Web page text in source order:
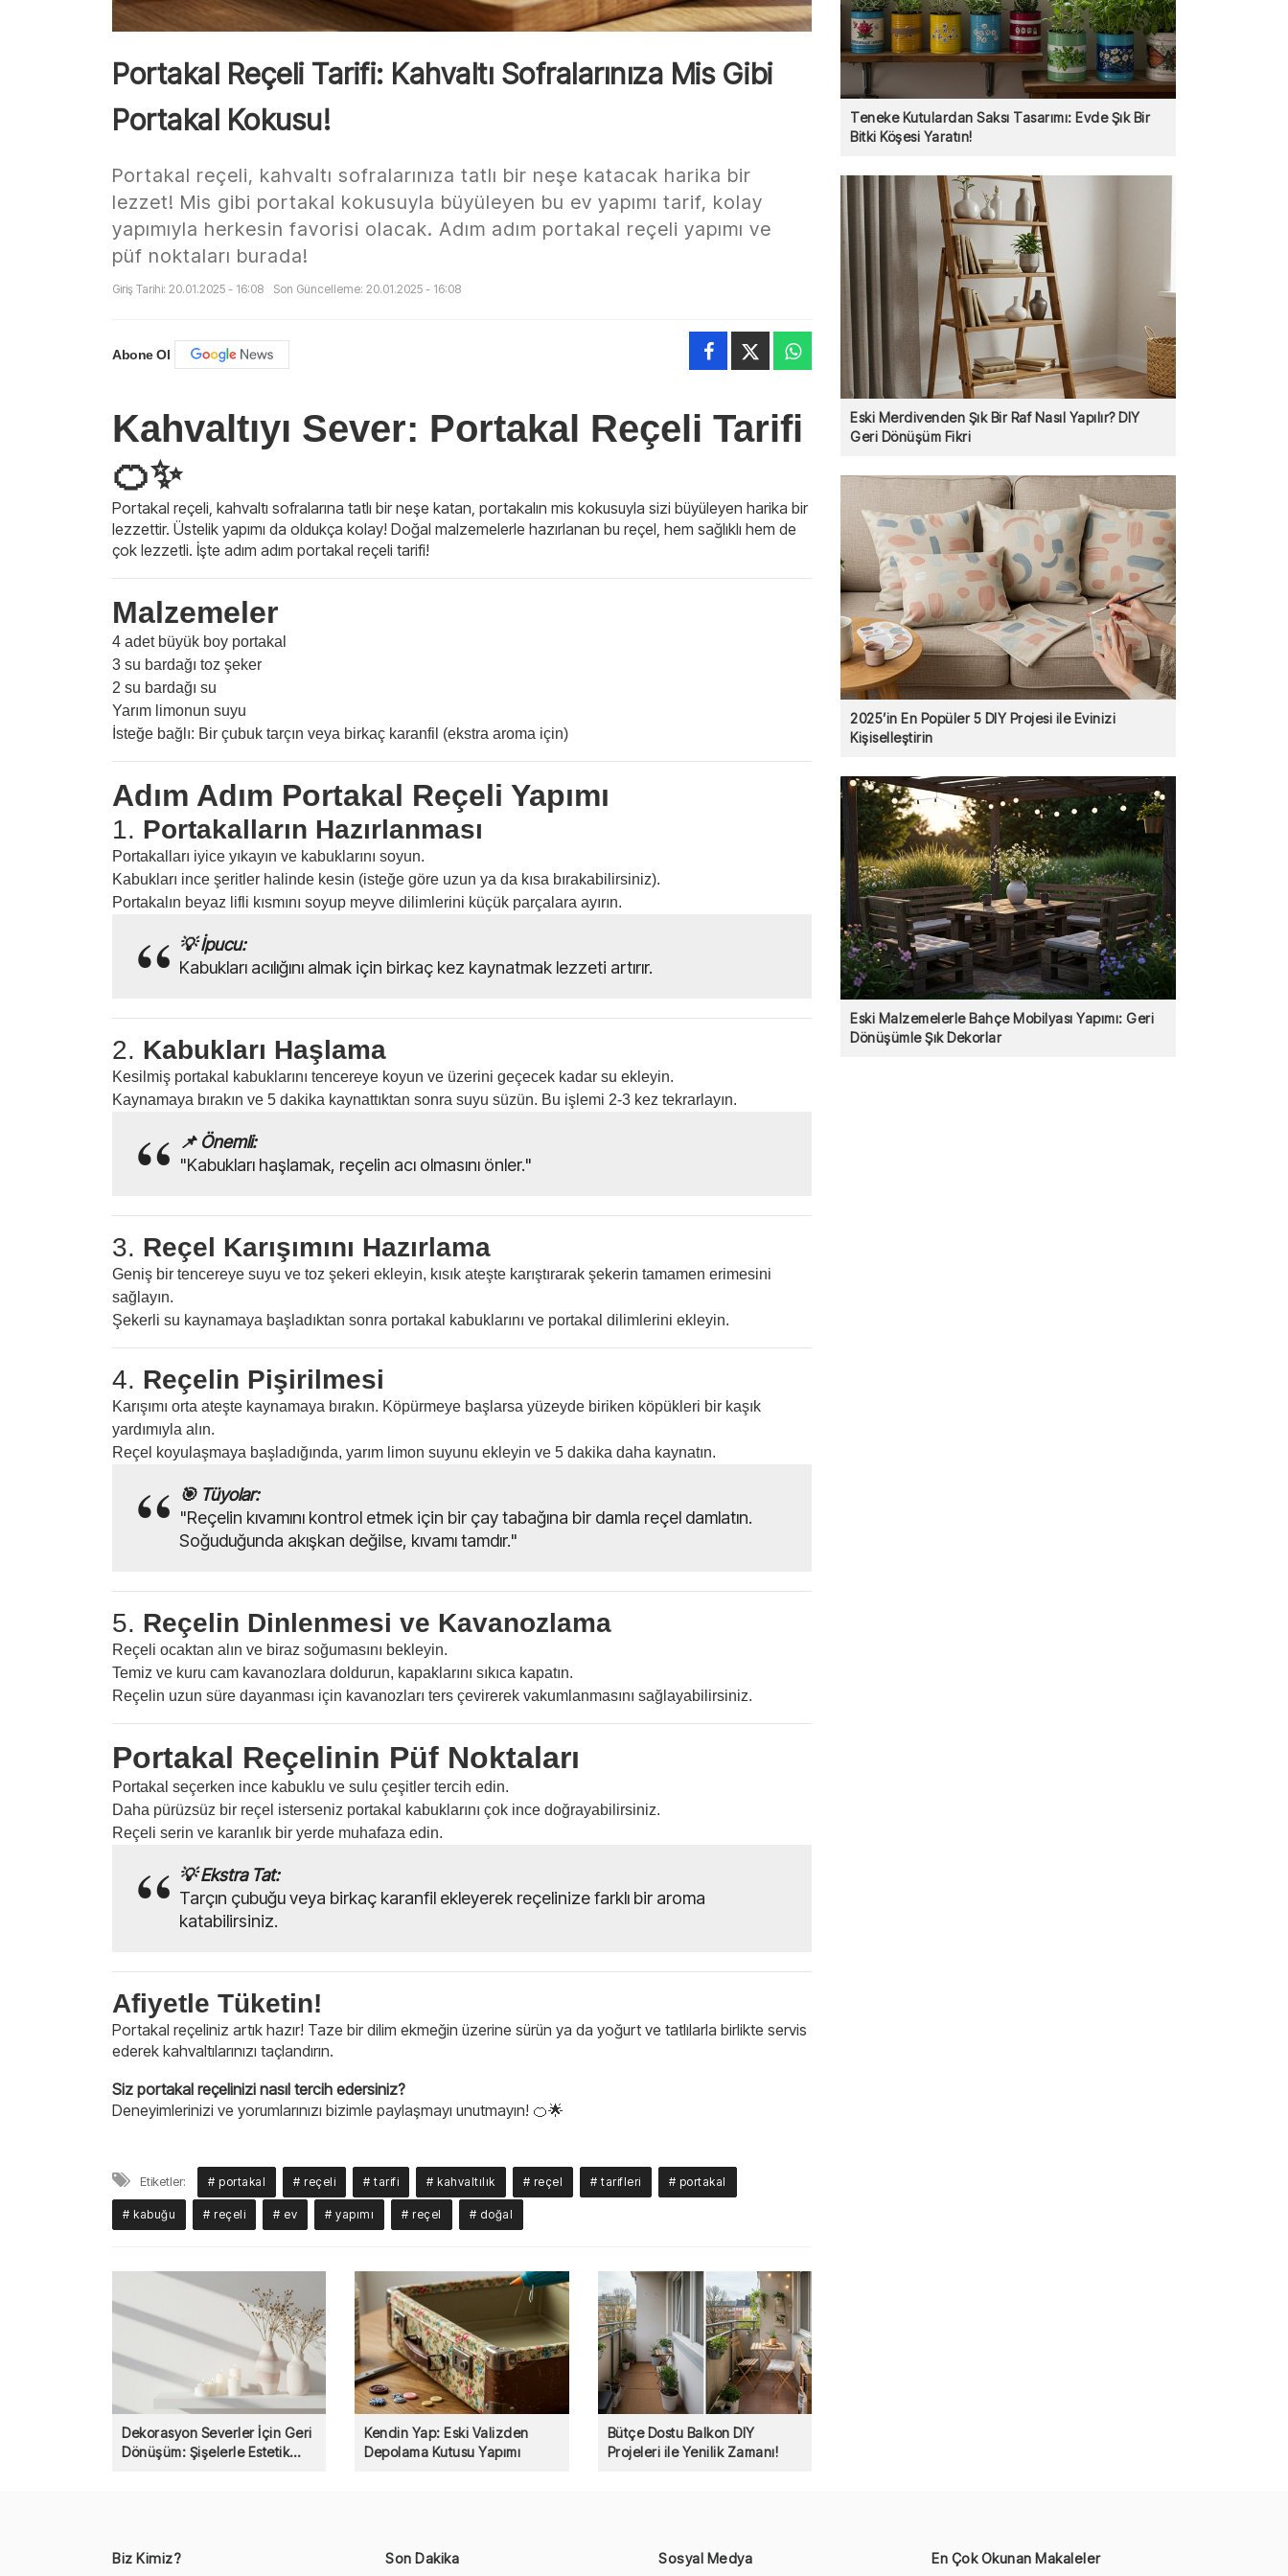
Portakal Reçeli Tarifi: Kahvaltı Sofralarınıza Mis Gibi
Portakal Kokusu!
Portakal reçeli, kahvaltı sofralarınıza tatlı bir neşe katacak harika bir
lezzet! Mis gibi portakal kokusuyla büyüleyen bu ev yapımı tarif, kolay
yapımıyla herkesin favorisi olacak. Adım adım portakal reçeli yapımı ve
püf noktaları burada!
Giriş Tarihi: 20.01.2025 - 16:08 Son Güncelleme: 20.01.2025 - 16:08
Abone Ol
Kahvaltıyı Sever: Portakal Reçeli Tarifi
🍊✨
Portakal reçeli, kahvaltı sofralarına tatlı bir neşe katan, portakalın mis kokusuyla sizi büyüleyen harika bir
lezzettir. Üstelik yapımı da oldukça kolay! Doğal malzemelerle hazırlanan bu reçel, hem sağlıklı hem de
çok lezzetli. İşte adım adım portakal reçeli tarifi!
Malzemeler
4 adet büyük boy portakal
3 su bardağı toz şeker
2 su bardağı su
Yarım limonun suyu
İsteğe bağlı: Bir çubuk tarçın veya birkaç karanfil (ekstra aroma için)
Adım Adım Portakal Reçeli Yapımı
1. Portakalların Hazırlanması
Portakalları iyice yıkayın ve kabuklarını soyun.
Kabukları ince şeritler halinde kesin (isteğe göre uzun ya da kısa bırakabilirsiniz).
Portakalın beyaz lifli kısmını soyup meyve dilimlerini küçük parçalara ayırın.
💡 İpucu:
Kabukları acılığını almak için birkaç kez kaynatmak lezzeti artırır.
2. Kabukları Haşlama
Kesilmiş portakal kabuklarını tencereye koyun ve üzerini geçecek kadar su ekleyin.
Kaynamaya bırakın ve 5 dakika kaynattıktan sonra suyu süzün. Bu işlemi 2-3 kez tekrarlayın.
📌 Önemli:
"Kabukları haşlamak, reçelin acı olmasını önler."
3. Reçel Karışımını Hazırlama
Geniş bir tencereye suyu ve toz şekeri ekleyin, kısık ateşte karıştırarak şekerin tamamen erimesini
sağlayın.
Şekerli su kaynamaya başladıktan sonra portakal kabuklarını ve portakal dilimlerini ekleyin.
4. Reçelin Pişirilmesi
Karışımı orta ateşte kaynamaya bırakın. Köpürmeye başlarsa yüzeyde biriken köpükleri bir kaşık
yardımıyla alın.
Reçel koyulaşmaya başladığında, yarım limon suyunu ekleyin ve 5 dakika daha kaynatın.
🎯 Tüyolar:
"Reçelin kıvamını kontrol etmek için bir çay tabağına bir damla reçel damlatın.
Soğuduğunda akışkan değilse, kıvamı tamdır."
5. Reçelin Dinlenmesi ve Kavanozlama
Reçeli ocaktan alın ve biraz soğumasını bekleyin.
Temiz ve kuru cam kavanozlara doldurun, kapaklarını sıkıca kapatın.
Reçelin uzun süre dayanması için kavanozları ters çevirerek vakumlanmasını sağlayabilirsiniz.
Portakal Reçelinin Püf Noktaları
Portakal seçerken ince kabuklu ve sulu çeşitler tercih edin.
Daha pürüzsüz bir reçel isterseniz portakal kabuklarını çok ince doğrayabilirsiniz.
Reçeli serin ve karanlık bir yerde muhafaza edin.
💡 Ekstra Tat:
Tarçın çubuğu veya birkaç karanfil ekleyerek reçelinize farklı bir aroma
katabilirsiniz.
Afiyetle Tüketin!
Portakal reçeliniz artık hazır! Taze bir dilim ekmeğin üzerine sürün ya da yoğurt ve tatlılarla birlikte servis
ederek kahvaltılarınızı taçlandırın.
Siz portakal reçelinizi nasıl tercih edersiniz?
Deneyimlerinizi ve yorumlarınızı bizimle paylaşmayı unutmayın! 🍊🌟
Etiketler: # portakal # reçeli # tarifi # kahvaltılık # reçel # tarifleri # portakal
# kabuğu # reçeli # ev # yapımı # reçel # doğal
Dekorasyon Severler İçin Geri
Dönüşüm: Şişelerle Estetik
Kendin Yap: Eski Valizden
Depolama Kutusu Yapımı
Bütçe Dostu Balkon DIY
Projeleri ile Yenilik Zamanı!
Teneke Kutulardan Saksı Tasarımı: Evde Şık Bir
Bitki Köşesi Yaratın!
Eski Merdivenden Şık Bir Raf Nasıl Yapılır? DIY
Geri Dönüşüm Fikri
2025’in En Popüler 5 DIY Projesi ile Evinizi
Kişiselleştirin
Eski Malzemelerle Bahçe Mobilyası Yapımı: Geri
Dönüşümle Şık Dekorlar
Biz Kimiz? Son Dakika Sosyal Medya En Çok Okunan Makaleler